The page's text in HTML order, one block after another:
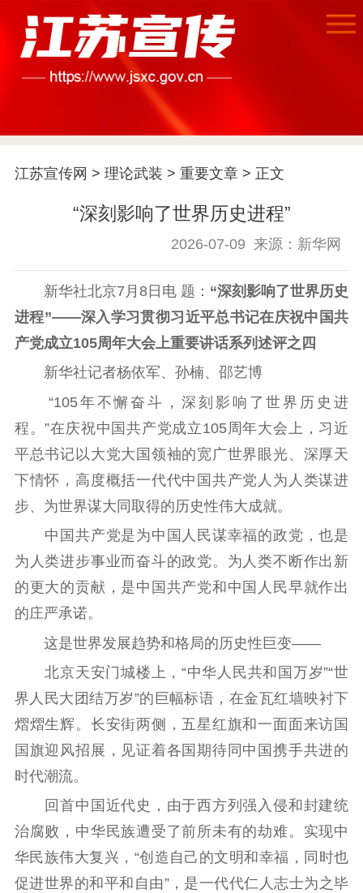
首页
江苏要闻
公示公告
通知公告 信息公开制度
信息公开指南
信息公开年度报
告
政策法规
工作动态
理论武装
理论学习 宣传宣讲 研究阐释
社科强省 工作通知
江苏文脉
资料下载
新闻宣传
主题宣传 对外宣传
新闻发布
文化文艺
精品生产 文化惠民
文化传承
文化交流
体制改革
文化产业
江苏宣传网 > 理论武装 > 重要文章> 正文
“深刻影响了世界历史进程”
2026-07-09 来源：新华网
新华社北京7月8日电 题： “深刻影响了世界历史
进程”——深入学习贯彻习近平总书记在庆祝中国共
产党成立105周年大会上重要讲话系列述评之四
新华社记者杨依军、孙楠、邵艺博
“105年不懈奋斗，深刻影响了世界历史进
程。”在庆祝中国共产党成立105周年大会上，习近
平总书记以大党大国领袖的宽广世界眼光、深厚天
下情怀，高度概括一代代中国共产党人为人类谋进
步、为世界谋大同取得的历史性伟大成就。
中国共产党是为中国人民谋幸福的政党，也是
为人类进步事业而奋斗的政党。为人类不断作出新
的更大的贡献，是中国共产党和中国人民早就作出
的庄严承诺。
这是世界发展趋势和格局的历史性巨变——
北京天安门城楼上，“中华人民共和国万岁”“世
界人民大团结万岁”的巨幅标语，在金瓦红墙映衬下
熠熠生辉。长安街两侧，五星红旗和一面面来访国
国旗迎风招展，见证着各国期待同中国携手共进的
时代潮流。
回首中国近代史，由于西方列强入侵和封建统
治腐败，中华民族遭受了前所未有的劫难。实现中
华民族伟大复兴，“创造自己的文明和幸福，同时也
促进世界的和平和自由”，是一代代仁人志士为之毕